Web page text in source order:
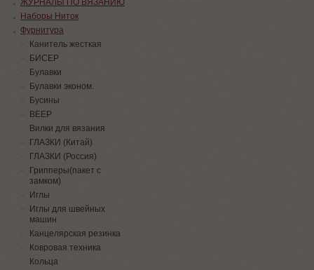
ЖУРНАЛЫ ПО ВЯЗАНИЮ
Наборы Ниток
Фурнитура
Канитель жесткая
БИСЕР
Булавки
Булавки эконом.
Бусины
ВЕЕР
Вилки для вязания
ГЛАЗКИ (Китай)
ГЛАЗКИ (Россия)
Грипперы(пакет с
замком)
Иглы
Иглы для швейных
машин
Канцелярская резинка
Ковровая техника
Кольца